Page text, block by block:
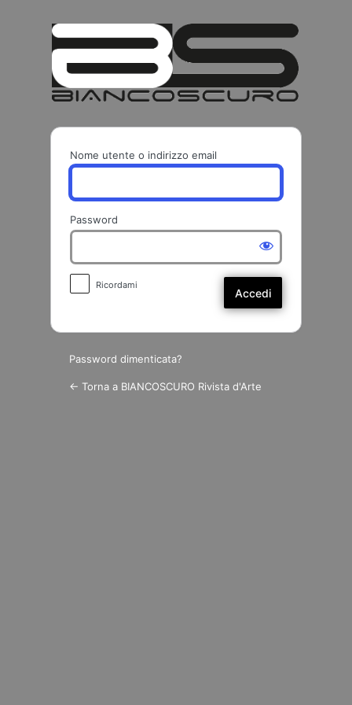
Nome utente o indirizzo email
Password
Ricordami
Password dimenticata?
← Torna a BIANCOSCURO Rivista d'Arte